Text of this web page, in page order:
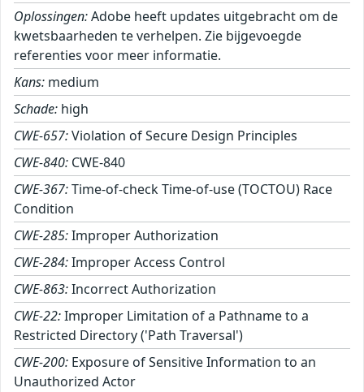
Oplossingen:Adobe heeft updates uitgebracht om de
kwetsbaarheden te verhelpen. Zie bijgevoegde
referenties voor meer informatie.
Kans: medium
Schade: high
CWE-657:Violation of Secure Design Principles
CWE-840: CWE-840
CWE-367:Time-of-check Time-of-use (TOCTOU) Race
Condition
CWE-285:Improper Authorization
CWE-284:Improper Access Control
CWE-863:Incorrect Authorization
CWE-22:Improper Limitation of a Pathname to a
Restricted Directory ('Path Traversal')
CWE-200: Exposure of Sensitive Information to an
Unauthorized Actor